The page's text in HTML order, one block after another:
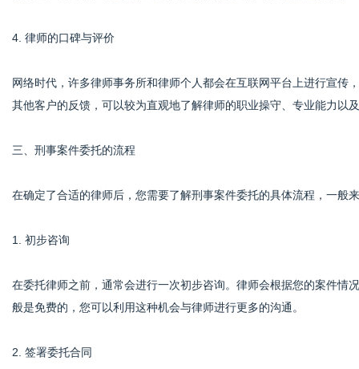
4. 律师的口碑与评价
网络时代，许多律师事务所和律师个人都会在互联网平台上进行宣传
其他客户的反馈，可以较为直观地了解律师的职业操守、专业能力以
三、刑事案件委托的流程
在确定了合适的律师后，您需要了解刑事案件委托的具体流程，一般
1. 初步咨询
在委托律师之前，通常会进行一次初步咨询。律师会根据您的案件情
般是免费的，您可以利用这种机会与律师进行更多的沟通。
2. 签署委托合同